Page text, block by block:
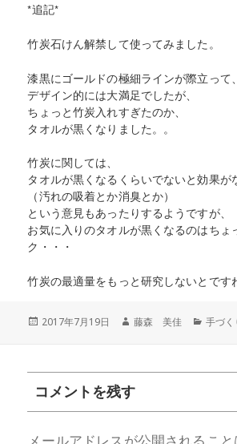
*追記*
竹炭石けん解禁して使ってみました。
漆黒にゴールドの極細ラインが際立って、
デザイン的には大満足でしたが、
ちょっと竹炭入れすぎたのか、
タオルが黒くなりました。。
竹炭に関しては、
タオルが黒くなるくらいでないと効果が
（汚れの吸着とか消臭とか）
という意見もあったりするようですが、
お気に入りのタオルが黒くなるのはちょ
ク・・・
竹炭の最適量をもっと研究しないとです
投
2017年7月19日
作
藤森 美佳
カ
手づ
コメントを残す